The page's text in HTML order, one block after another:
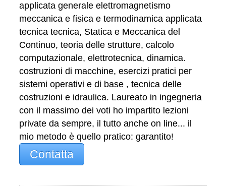
applicata generale elettromagnetismo
meccanica e fisica e termodinamica applicata
tecnica tecnica, Statica e Meccanica del
Continuo, teoria delle strutture, calcolo
computazionale, elettrotecnica, dinamica.
costruzioni di macchine, esercizi pratici per
sistemi operativi e di base , tecnica delle
costruzioni e idraulica. Laureato in ingegneria
con il massimo dei voti ho impartito lezioni
private da sempre, il tutto anche on line... il
mio metodo è quello pratico: garantito!
Contatta